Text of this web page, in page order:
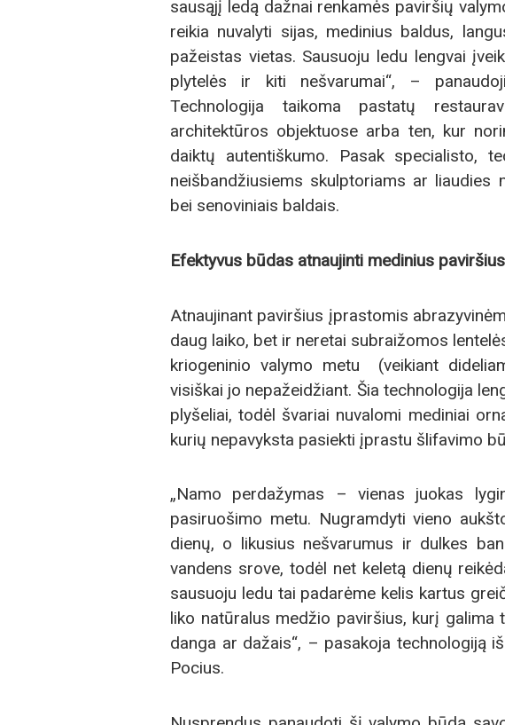
sausąjį ledą dažnai renkamės paviršių
reikia nuvalyti sijas, medinius baldus,
pažeistas vietas. Sausuoju ledu lengvai
plytelės ir kiti nešvarumai“, –
Technologija taikoma pastatų
architektūros objektuose arba ten, kur
daiktų autentiškumo. Pasak specialisto,
neišbandžiusiems skulptoriams ar liaudies
bei senoviniais baldais.
Efektyvus būdas atnaujinti medinius paviršius
Atnaujinant paviršius įprastomis
daug laiko, bet ir neretai subraižomos
kriogeninio valymo metu (veikiant
visiškai jo nepažeidžiant. Šia technologija
plyšeliai, todėl švariai nuvalomi mediniai
kurių nepavyksta pasiekti įprastu šlifavimo
„Namo perdažymas – vienas juokas
pasiruošimo metu. Nugramdyti vieno
dienų, o likusius nešvarumus ir dulkes
vandens srove, todėl net keletą dienų
sausuoju ledu tai padarėme kelis kartus
liko natūralus medžio paviršius, kurį
danga ar dažais“, – pasakoja technologiją
Pocius.